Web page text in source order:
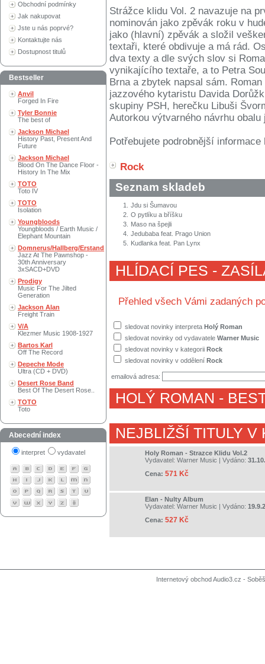
Obchodní podmínky
Jak nakupovat
Jste u nás poprvé?
Kontaktujte nás
Dostupnost titulů
Bestseller
Anvil
Forged In Fire
Tyler Bonnie
The best of
Jackson Michael
History Past, Present And
Future
Jackson Michael
Blood On The Dance Floor -
History In The Mix
TOTO
Toto IV
TOTO
Isolation
Youngbloods
Youngbloods / Earth Music /
Elephant Mountain
Domnerus/Hallberg/Erstand
Jazz At The Pawnshop -
30th Anniversary
3xSACD+DVD
Prodigy
Music For The Jilted
Generation
Jackson Alan
Freight Train
V/A
Klezmer Music 1908-1927
Bartos Karl
Off The Record
Depeche Mode
Ultra (CD + DVD)
Desert Rose Band
Best Of The Desert Rose..
TOTO
Toto
Abecední index
interpret vydavatel
Strážce klidu Vol. 2 navazuje na
nominován jako zpěvák roku v
jako (hlavní) zpěvák a složil
textaři, které obdivuje a má rád.
dva texty a dle svých slov si
vynikajícího textaře, a to Petra
Brna a zbytek napsal sám.
jazzového kytaristu Davida
skupiny PSH, herečku Libuši
Autorkou výtvarného návrhu
Potřebujete podrobnější
Rock
Seznam skladeb
1.
Jdu si Šumavou
2. O pytlíku a bříšku
3.
Maso na špejli
4. Jedubaba feat. Prago Union
5.
Kudlanka feat. Pan Lynx
HLÍDACÍ PES -
Přehled všech Vámi zadaných
sledovat novinky interpreta Holý Roman
sledovat novinky od vydavatele Warner Music
sledovat novinky v kategorii Rock
sledovat novinky v oddělení Rock
emailová adresa:
HOLÝ ROMAN -
NEJBLIŽŠÍ TITULY V
Holy Roman - Strazce Klidu Vol.2
Vydavatel: Warner Music | Vydáno:
Cena: 571 Kč
Elan - Nulty Album
Vydavatel: Warner Music | Vydáno:
Cena: 527 Kč
Internetový obchod Audio3.cz -